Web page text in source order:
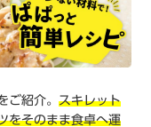
ご紹介。スキレット
をそのまま食卓へ運